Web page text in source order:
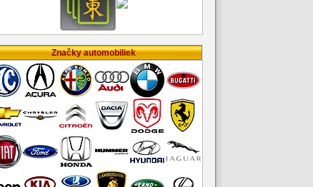
Značky automobiliek